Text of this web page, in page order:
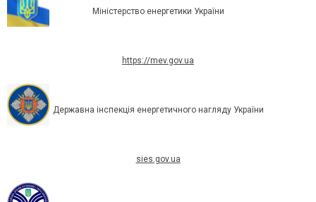
Міністерство енергетики України
https://mev.gov.ua
Державна інспекція енергетичного нагляду України
sies.gov.ua